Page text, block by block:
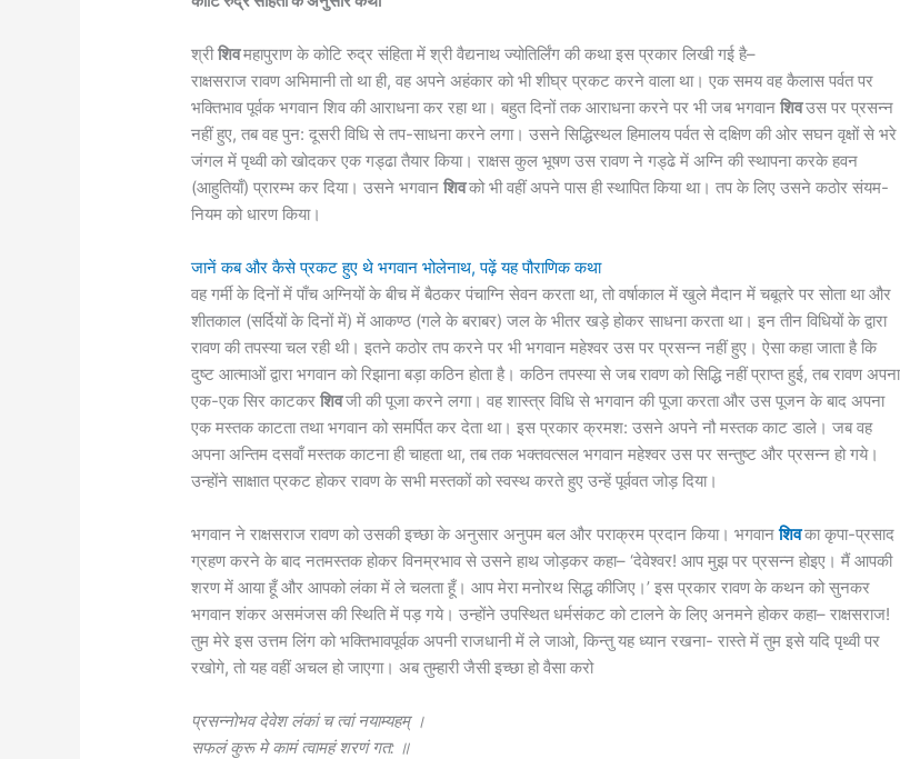
श्रीशिवमहापुराण के कोटि रुद्र संहिता में श्री वैद्यनाथ ज्योतिर्लिंग की कथा इस प्रकार लिखी गई है–
राक्षसराज रावण अभिमानी तो था ही, वह अपने अहंकार को भी शीघ्र प्रकट करने वाला था। एक समय वह कैलास पर्वत पर
भक्तिभाव पूर्वक भगवान शिव की आराधना कर रहा था। बहुत दिनों तक आराधना करने पर भी जब भगवानशिवउस पर प्रसन्न
नहीं हुए, तब वह पुन: दूसरी विधि से तप-साधना करने लगा। उसने सिद्धिस्थल हिमालय पर्वत से दक्षिण की ओर सघन वृक्षों से भरे
जंगल में पृथ्वी को खोदकर एक गड्ढा तैयार किया। राक्षस कुल भूषण उस रावण ने गड्ढे में अग्नि की स्थापना करके हवन
(आहुतियाँ) प्रारम्भ कर दिया। उसने भगवानशिवको भी वहीं अपने पास ही स्थापित किया था। तप के लिए उसने कठोर संयम-
नियम को धारण किया।
जानें कब और कैसे प्रकट हुए थे भगवान भोलेनाथ, पढ़ें यह पौराणिक कथा
वह गर्मी के दिनों में पाँच अग्नियों के बीच में बैठकर पंचाग्नि सेवन करता था, तो वर्षाकाल में खुले मैदान में चबूतरे पर सोता था और
शीतकाल (सर्दियों के दिनों में) में आकण्ठ (गले के बराबर) जल के भीतर खड़े होकर साधना करता था। इन तीन विधियों के द्वारा
रावण की तपस्या चल रही थी। इतने कठोर तप करने पर भी भगवान महेश्वर उस पर प्रसन्न नहीं हुए। ऐसा कहा जाता है कि
दुष्ट आत्माओं द्वारा भगवान को रिझाना बड़ा कठिन होता है। कठिन तपस्या से जब रावण को सिद्धि नहीं प्राप्त हुई, तब रावण अपना
एक-एक सिर काटकरशिवजी की पूजा करने लगा। वह शास्त्र विधि से भगवान की पूजा करता और उस पूजन के बाद अपना
एक मस्तक काटता तथा भगवान को समर्पित कर देता था। इस प्रकार क्रमश: उसने अपने नौ मस्तक काट डाले। जब वह
अपना अन्तिम दसवाँ मस्तक काटना ही चाहता था, तब तक भक्तवत्सल भगवान महेश्वर उस पर सन्तुष्ट और प्रसन्न हो गये।
उन्होंने साक्षात प्रकट होकर रावण के सभी मस्तकों को स्वस्थ करते हुए उन्हें पूर्ववत जोड़ दिया।
भगवान ने राक्षसराज रावण को उसकी इच्छा के अनुसार अनुपम बल और पराक्रम प्रदान किया। भगवानशिवका कृपा-प्रसाद
ग्रहण करने के बाद नतमस्तक होकर विनम्रभाव से उसने हाथ जोड़कर कहा– ‘देवेश्वर! आप मुझ पर प्रसन्न होइए। मैं आपकी
शरण में आया हूँ और आपको लंका में ले चलता हूँ। आप मेरा मनोरथ सिद्ध कीजिए।’ इस प्रकार रावण के कथन को सुनकर
भगवान शंकर असमंजस की स्थिति में पड़ गये। उन्होंने उपस्थित धर्मसंकट को टालने के लिए अनमने होकर कहा– राक्षसराज!
तुम मेरे इस उत्तम लिंग को भक्तिभावपूर्वक अपनी राजधानी में ले जाओ, किन्तु यह ध्यान रखना- रास्ते में तुम इसे यदि पृथ्वी पर
रखोगे, तो यह वहीं अचल हो जाएगा। अब तुम्हारी जैसी इच्छा हो वैसा करो
प्रसन्नोभव देवेश लंकां च त्वां नयाम्यहम् ।
सफलं कुरू मे कामं त्वामहं शरणं गत: ॥